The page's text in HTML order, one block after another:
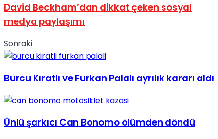
David Beckham’dan dikkat çeken sosyal
medya paylaşımı
Sonraki
Burcu Kıratlı ve Furkan Palalı ayrılık kararı aldı
Ünlü şarkıcı Can Bonomo ölümden döndü